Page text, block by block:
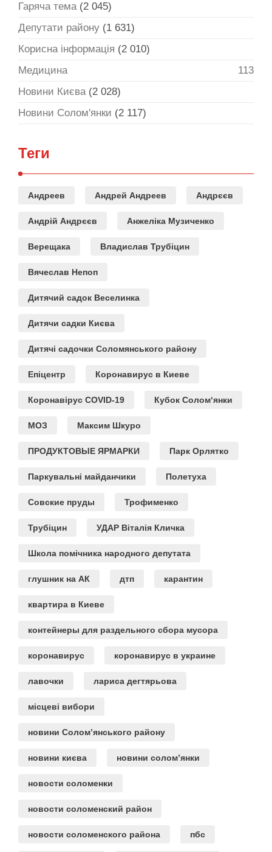
Гаряча тема(2 045)
Депутати району (1 631)
Корисна інформація (2 010)
Медицина
113
Новини Києва(2 028)
Новини Солом'янки (2 117)
Теги
Андреев Андрей Андреев Андрєєв
Андрій Андрєєв Анжеліка Музиченко
Верещака Владислав Трубіцин
Вячеслав Непоп
Дитячий садок Веселинка
Дитячи садки Києва
Дитячі садочки Соломянського району
Епіцентр Коронавирус в Киеве
Коронавірус COVID-19 Кубок Солом‘янки
МОЗ Максим Шкуро
ПРОДУКТОВЫЕ ЯРМАРКИ Парк Орлятко
Паркувальні майданчики Полетуха
Совские пруды Трофименко
Трубіцин УДАР Віталія Кличка
Школа помічника народного депутата
глушник на АК дтп карантин
квартира в Киеве
контейнеры для раздельного сбора мусора
коронавирус коронавирус в украине
лавочки лариса дегтярьова
місцеві вибори
новини Солом’янського району
новини києва новини солом’янки
новости соломенки
новости соломенский район
новости соломенского района пбс